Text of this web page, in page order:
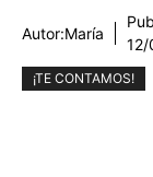
Autor:María
¡TE CONTAMOS!